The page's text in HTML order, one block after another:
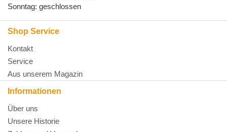
Sonntag: geschlossen
Shop Service
Kontakt
Service
Aus unserem Magazin
Informationen
Über uns
Unsere Historie